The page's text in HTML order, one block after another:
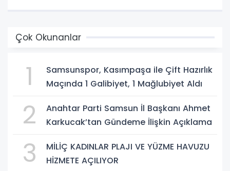
Çok Okunanlar
1
Samsunspor, Kasımpaşa ile Çift Hazırlık
Maçında 1 Galibiyet, 1 Mağlubiyet Aldı
2
Anahtar Parti Samsun İl Başkanı Ahmet
Karkucak’tan Gündeme İlişkin Açıklama
3
MİLİÇ KADINLAR PLAJI VE YÜZME HAVUZU
HİZMETE AÇILIYOR